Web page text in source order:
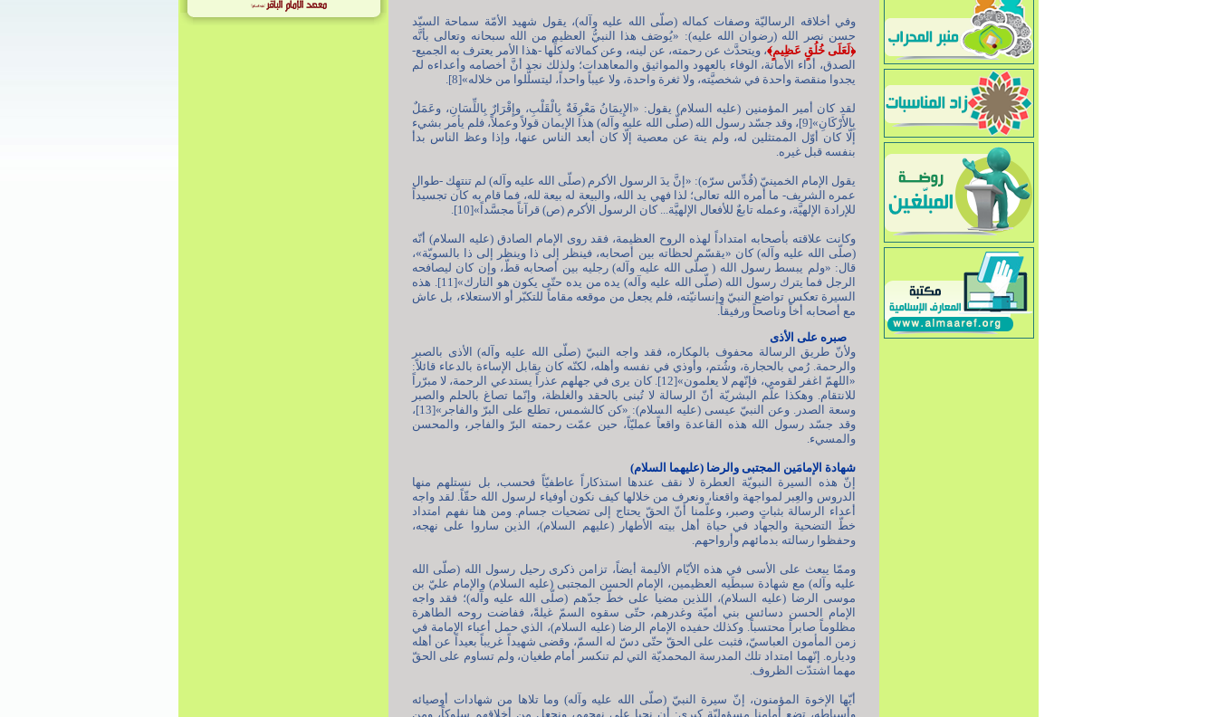
وفي أخلاقه الرساليّة وصفات كماله (صلّى الله عليه وآله)، يقول شهيد الأمّة سماحة السيّد
حسن نصر الله (رضوان الله عليه): «يُوصَف هذا النبيُّ العظيم من الله سبحانه وتعالى بأنَّه
﴿لَعَلَى خُلُقٍ عَظِيمٍ﴾، ويتحدَّث عن رحمته، عن لينه، وعن كمالاته كلِّها -هذا الأمر يعترف به الجميع-
الصدق، أداء الأمانة، الوفاء بالعهود والمواثيق والمعاهدات؛ ولذلك نجد أنَّ أخصامه وأعداءه لم
يجدوا منقصة واحدة في شخصيَّته، ولا ثغرة واحدة، ولا عيباً واحداً، ليتسلَّلوا من خلاله»[8].
لقد كان أمير المؤمنين (عليه السلام) يقول: «الإِيمَانُ مَعْرِفَةٌ بِالْقَلْبِ، وإِقْرَارٌ بِاللِّسَانِ، وعَمَلٌ
بِالأَرْكَانِ»[9]، وقد جسّد رسول الله (صلّى الله عليه وآله) هذا الإيمان قولاً وعملاً، فلم يأمر بشيء
إلّا كان أوّل الممتثلين له، ولم ينهَ عن معصية إلّا كان أبعد الناس عنها، وإذا وعظ الناس بدأ
بنفسه قبل غيره.
يقول الإمام الخمينيّ (قُدِّس سرّه): «إنَّ يدَ الرسول الأكرم (صلّى الله عليه وآله) لم تنتهِك -طوال
عمره الشريف- ما أمره الله تعالى؛ لذا فهي يد الله، والبيعة له بيعة لله، فما قام به كان تجسيداً
للإرادة الإلهيَّة، وعمله تابعٌ للأفعال الإلهيَّة... كان الرسول الأكرم (ص) قرآناً مجسَّداً»[10].
وكانت علاقته بأصحابه امتداداً لهذه الروح العظيمة، فقد روى الإمام الصادق (عليه السلام) أنّه
(صلّى الله عليه وآله) كان «يقسّم لحظاته بين أصحابه، فينظر إلى ذا وينظر إلى ذا بالسويّة»،
قال: «ولم يبسط رسول الله ( صلّى الله عليه وآله) رجليه بين أصحابه قطّ، وإن كان ليصافحه
الرجل فما يترك رسول الله (صلّى الله عليه وآله) يده من يده حتّى يكون هو التارك»[11]. هذه
السيرة تعكس تواضع النبيّ وإنسانيّته، فلم يجعل من موقعه مقاماً للتكبّر أو الاستعلاء، بل عاش
مع أصحابه أخاً وناصحاً ورفيقاً.
صبره على الأذى
ولأنّ طريق الرسالة محفوف بالمكاره، فقد واجه النبيّ (صلّى الله عليه وآله) الأذى بالصبر
والرحمة. رُمي بالحجارة، وشُتم، وأُوذي في نفسه وأهله، لكنّه كان يقابل الإساءة بالدعاء قائلاً:
«اللهمّ اغفر لقومي، فإنّهم لا يعلمون»[12]. كان يرى في جهلهم عذراً يستدعي الرحمة، لا مبرّراً
للانتقام. وهكذا علّم البشريّة أنّ الرسالة لا تُبنى بالحقد والغلظة، وإنّما تصاغ بالحلم والصبر
وسعة الصدر. وعن النبيّ عيسى (عليه السلام): «كن كالشمس، تطلع على البرّ والفاجر»[13]،
وقد جسّد رسول الله هذه القاعدة واقعاً عمليّاً، حين عمّت رحمته البرّ والفاجر، والمحسن
والمسيء.
شهادة الإمامَين المجتبى والرضا (عليهما السلام)
إنّ هذه السيرة النبويّة العطرة لا نقف عندها استذكاراً عاطفيّاً فحسب، بل نستلهم منها
الدروس والعِبر لمواجهة واقعنا، ونعرف من خلالها كيف نكون أوفياء لرسول الله حقّاً. لقد واجه
أعداء الرسالة بثباتٍ وصبر، وعلّمنا أنّ الحقّ يحتاج إلى تضحيات جسام. ومن هنا نفهم امتداد
خطّ التضحية والجهاد في حياة أهل بيته الأطهار (عليهم السلام)، الذين ساروا على نهجه،
وحفظوا رسالته بدمائهم وأرواحهم.
وممّا يبعث على الأسى في هذه الأيّام الأليمة أيضاً، تزامن ذكرى رحيل رسول الله (صلّى الله
عليه وآله) مع شهادة سبطَيه العظيمين، الإمام الحسن المجتبى (عليه السلام) والإمام عليّ بن
موسى الرضا (عليه السلام)، اللذين مضيا على خطّ جدّهم (صلّى الله عليه وآله)؛ فقد واجه
الإمام الحسن دسائس بني أميّة وغدرهم، حتّى سقوه السمّ غيلةً، ففاضت روحه الطاهرة
مظلوماً صابراً محتسباً. وكذلك حفيده الإمام الرضا (عليه السلام)، الذي حمل أعباء الإمامة في
زمن المأمون العباسيّ، فثبت على الحقّ حتّى دسّ له السمّ، وقضى شهيداً غريباً بعيداً عن أهله
ودياره. إنّهما امتداد تلك المدرسة المحمديّة التي لم تنكسر أمام طغيان، ولم تساوم على الحقّ
مهما اشتدّت الظروف.
أيّها الإخوة المؤمنون، إنّ سيرة النبيّ (صلّى الله عليه وآله) وما تلاها من شهادات أوصيائه
وأسباطه، تضع أمامنا مسؤوليّة كبرى: أن نحيا على نهجهم، ونجعل من أخلاقهم سلوكاً، ومن